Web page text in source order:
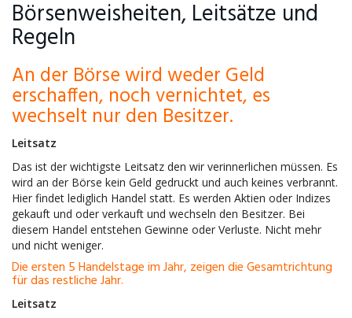
Börsenweisheiten, Leitsätze und
Regeln
An der Börse wird weder Geld
erschaffen, noch vernichtet, es
wechselt nur den Besitzer.
Leitsatz
Das ist der wichtigste Leitsatz den wir verinnerlichen müssen. Es
wird an der Börse kein Geld gedruckt und auch keines verbrannt.
Hier findet lediglich Handel statt. Es werden Aktien oder Indizes
gekauft und oder verkauft und wechseln den Besitzer. Bei
diesem Handel entstehen Gewinne oder Verluste. Nicht mehr
und nicht weniger.
Die ersten 5 Handelstage im Jahr, zeigen die Gesamtrichtung
für das restliche Jahr.
Leitsatz